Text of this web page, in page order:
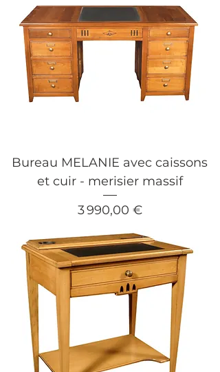
Bureau MELANIE avec caissons
et cuir - merisier massif
Prix
3 990,00 €